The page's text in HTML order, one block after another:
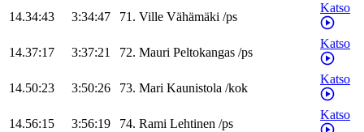
14.34:43 3:34:47 71. Ville Vähämäki /ps
Katso
14.37:17 3:37:21 72. Mauri Peltokangas /ps
Katso
14.50:23 3:50:26 73. Mari Kaunistola /kok
Katso
14.56:15 3:56:19 74. Rami Lehtinen /ps
Katso